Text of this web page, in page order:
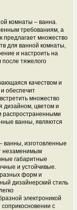
комнаты – ванна.
требованиям, а
множество
для ванной комнаты,
и настроить на
тяжелого
качеством и
обеспечит
множество
дизайном, цветом и
распространенными
ванны, являются
ванны, изготовленные
незаменимым
габаритные
и устойчивые.
форм и
дизайнерский стиль
электроникой
с